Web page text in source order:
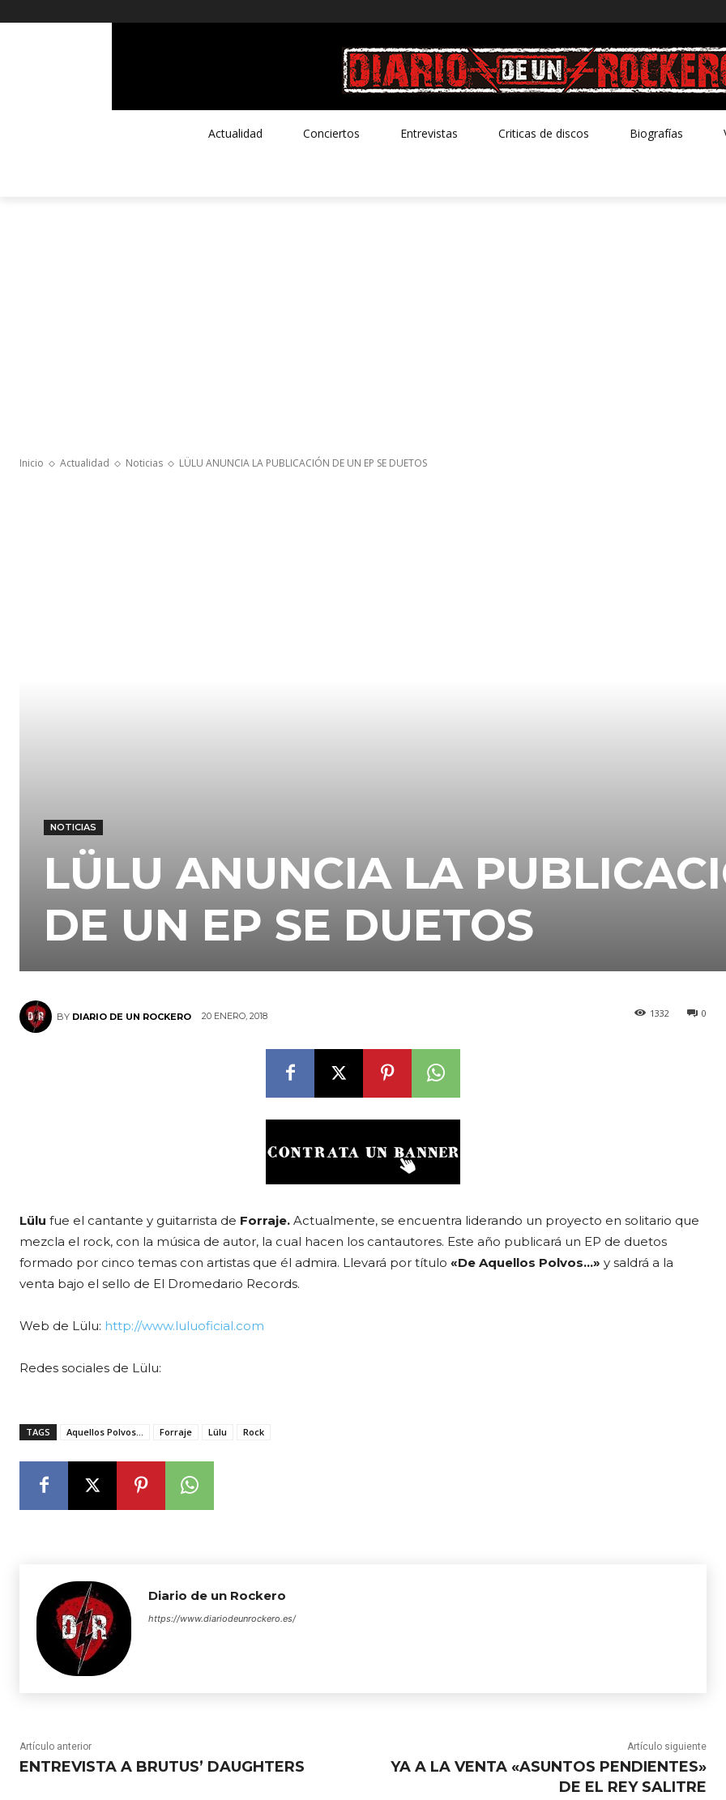
Actualidad Conciertos Entrevistas Criticas de discos Biografías
Inicio Actualidad Noticias LÜLU ANUNCIA LA PUBLICACIÓN DE UN EP SE DUETOS
NOTICIAS
LÜLU ANUNCIA LA
DE UN EP SE DUETOS
BY DIARIO DE UN ROCKERO 20 ENERO, 2018 0
1332
Lülu fue el cantante y guitarrista de Forraje. Actualmente, se encuentra liderando un proyecto en solitario que
mezcla el rock, con la música de autor, la cual hacen los cantautores. Este año publicará un EP de duetos
formado por cinco temas con artistas que él admira. Llevará por título «De Aquellos Polvos…» y saldrá a la
venta bajo el sello de El Dromedario Records.
Web de Lülu: http://www.luluoficial.com
Redes sociales de Lülu:
TAGS Aquellos Polvos... Forraje Lülu Rock
Diario de un Rockero
https://www.diariodeunrockero.es/
Artículo anterior
ENTREVISTA A BRUTUS’ DAUGHTERS
Artículo siguiente
YA A LA VENTA «ASUNTOS PENDIENTES»
DE EL REY SALITRE